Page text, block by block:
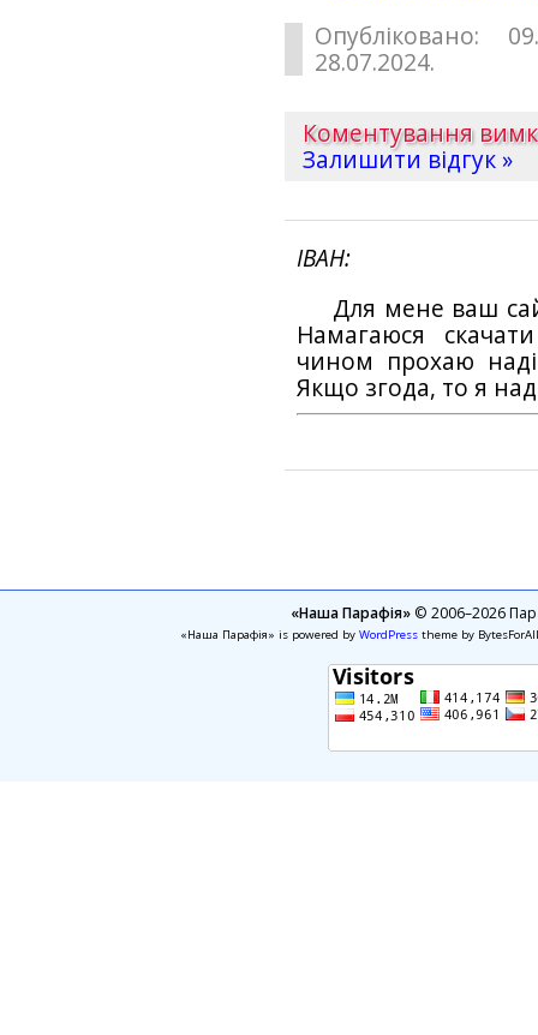
Опубліковано:
28.07.2024.
Коментування
Залишити відгук »
ІВАН
Для мене ваш
Намагаюся
чином прохаю
Якщо згода, то я
«Наша Парафія»© 2006–2026
«Наша Парафія» is powered by WordPresstheme by